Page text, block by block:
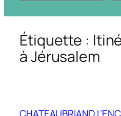
Étiquette :
à Jérusalem
CHATEAUBRIAND